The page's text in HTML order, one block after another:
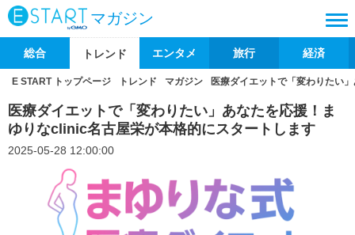
マガジン
総合 トレンド エンタメ 旅行 経済
E START トップページ トレンド マガジン 医療ダイエットで「変わりたい
医療ダイエットで「変わりたい」あなたを応援！ま
ゆりなclinic名古屋栄が本格的にスタートします
2025-05-28 12:00:00